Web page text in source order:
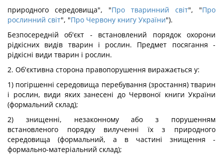
природного середовища", "Про тваринний світ", "Про
рослинний світ", "Про Червону книгу України").
Безпосередній об'єкт - встановлений порядок охорони
рідкісних видів тварин і рослин. Предмет посягання -
рідкісні види тварин і рослин.
2. Об'єктивна сторона правопорушення виражається у:
1) погіршенні середовища перебування (зростання) тварин
і рослин, види яких занесені до Червоної книги України
(формальний склад);
2) знищенні, незаконному або з порушенням
встановленого порядку вилученні їх з природного
середовища (формальний, а в частині знищення -
формально-матеріальний склад);